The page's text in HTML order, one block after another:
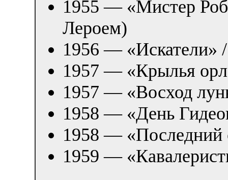
1955 — «Мистер
Лероем)
1956 — «Искатели»
1957 — «Крылья
1957 — «Восход
1958 — «День
1958 —
1959 —